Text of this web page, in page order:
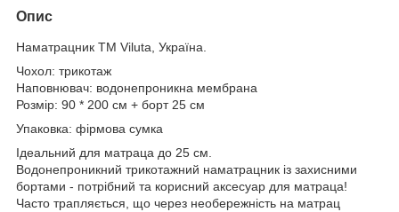
Опис
Наматрацник ТМ Viluta, Україна.
Чохол: трикотаж
Наповнювач: водонепроникна мембрана
Розмір: 90 * 200 см + борт 25 см
Упаковка: фірмова сумка
Ідеальний для матраца до 25 см.
Водонепроникний трикотажний наматрацник із захисними
бортами - потрібний та корисний аксесуар для матраца!
Часто трапляється, що через необережність на матрац